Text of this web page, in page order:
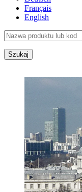
Français
English